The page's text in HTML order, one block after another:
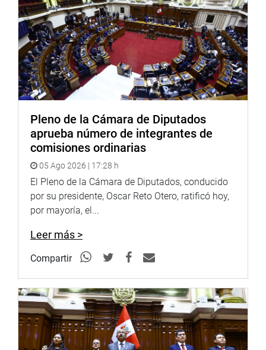
Pleno de la Cámara de Diputados
aprueba número de integrantes de
comisiones ordinarias
05 Ago 2026 | 17:28 h
El Pleno de la Cámara de Diputados, conducido
por su presidente, Oscar Reto Otero, ratificó hoy,
por mayoría, el...
Leer más >
Compartir